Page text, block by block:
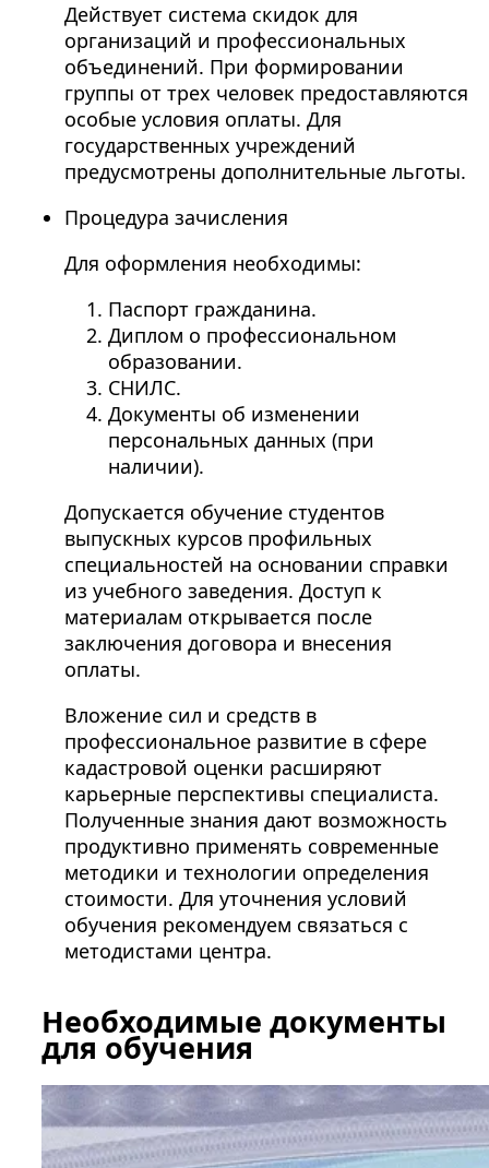
Действует система скидок для
организаций и профессиональных
объединений. При формировании
группы от трех человек предоставляются
особые условия оплаты. Для
государственных учреждений
предусмотрены дополнительные льготы.
Процедура зачисления
Для оформления необходимы:
Паспорт гражданина.
Диплом о профессиональном
образовании.
СНИЛС.
Документы об изменении
персональных данных (при
наличии).
Допускается обучение студентов
выпускных курсов профильных
специальностей на основании справки
из учебного заведения. Доступ к
материалам открывается после
заключения договора и внесения
оплаты.
Вложение сил и средств в
профессиональное развитие в сфере
кадастровой оценки расширяют
карьерные перспективы специалиста.
Полученные знания дают возможность
продуктивно применять современные
методики и технологии определения
стоимости. Для уточнения условий
обучения рекомендуем связаться с
методистами центра.
Необходимые документы
для обучения